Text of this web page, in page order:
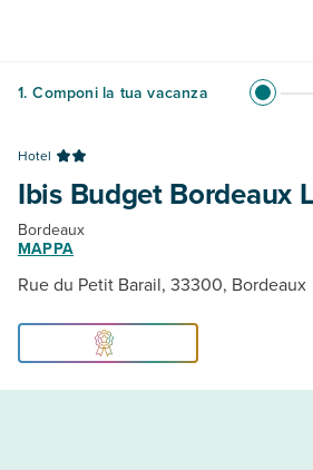
1. Componi la tua vacanza
Hotel
Ibis Budget Bordeaux
Bordeaux
MAPPA
Rue du Petit Barail, 33300, Bordeaux